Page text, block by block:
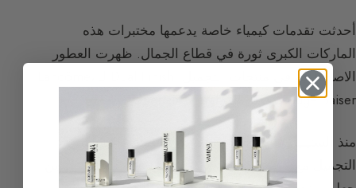
أحدثت تقدمات كيمياء خاصة يدعمها مختبرات هذه
الماركات الكبرى ثورة في قطاع الجمال. ظهرت العطور
Rouge Baiser، كريم الفراولة لـ Guerlain.
منذ الستينيات، أصبح سوق أمريكا الشمالية أكبر أسواق